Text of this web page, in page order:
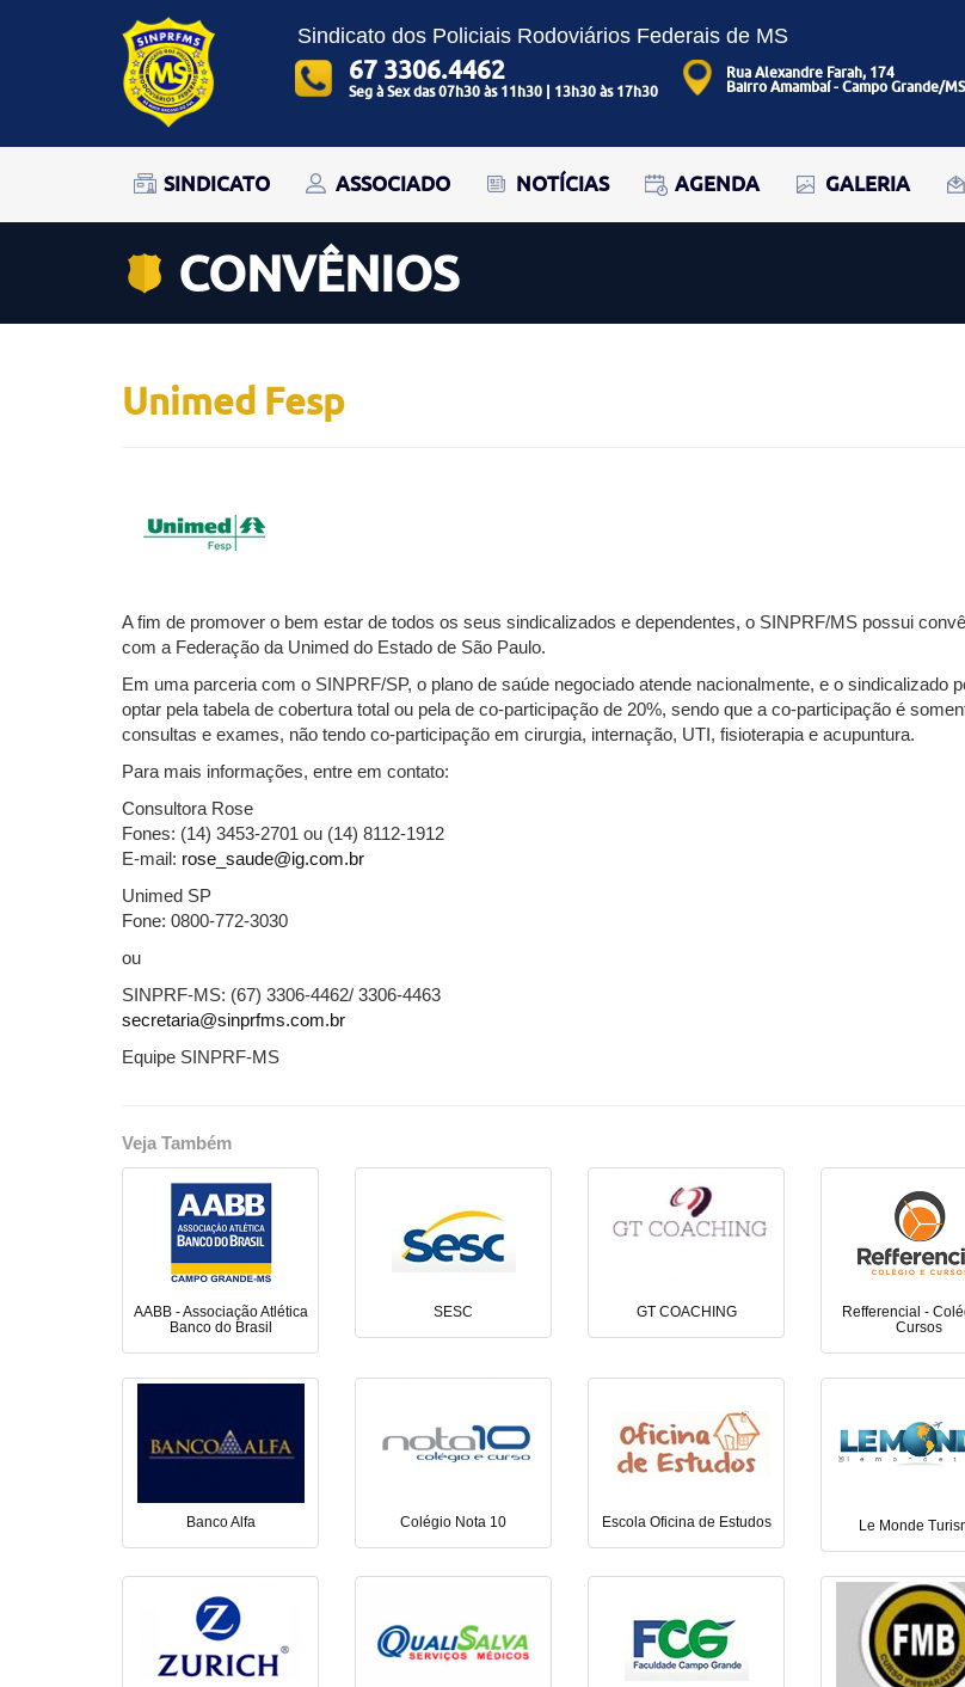
Sindicato dos Policiais Rodoviários Federais de MS
67 3306.4462
Seg à Sex das 07h30 às 11h30 | 13h30 às 17h30
Rua Alexandre Farah, 174
Bairro Amambaí - Campo Grande/MS
SINDICATO ASSOCIADO NOTÍCIAS AGENDA GALERIA
CONVÊNIOS
Unimed Fesp
A fim de promover o bem estar de todos os seus sindicalizados e dependentes, o SINPRF/MS possui
com a Federação da Unimed do Estado de São Paulo.
Em uma parceria com o SINPRF/SP, o plano de saúde negociado atende nacionalmente, e o sindicalizado
optar pela tabela de cobertura total ou pela de co-participação de 20%, sendo que a co-participação é
consultas e exames, não tendo co-participação em cirurgia, internação, UTI, fisioterapia e acupuntura.
Para mais informações, entre em contato:
Consultora Rose
Fones: (14) 3453-2701 ou (14) 8112-1912
E-mail: rose_saude@ig.com.br
Unimed SP
Fone: 0800-772-3030
ou
SINPRF-MS: (67) 3306-4462/ 3306-4463
secretaria@sinprfms.com.br
Equipe SINPRF-MS
Veja Também
AABB - Associação Atlética
Banco do Brasil
SESC GT COACHING
Refferencial -
Cursos
Banco Alfa Colégio Nota 10 Escola Oficina de Estudos Le Monde